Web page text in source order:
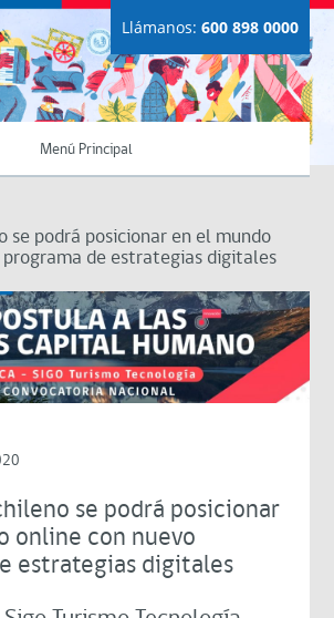
Llámanos: 600 898 0000
Menú Principal
se podrá posicionar en el mundo
programa de estrategias digitales
se podrá posicionar
online con nuevo
estrategias digitales